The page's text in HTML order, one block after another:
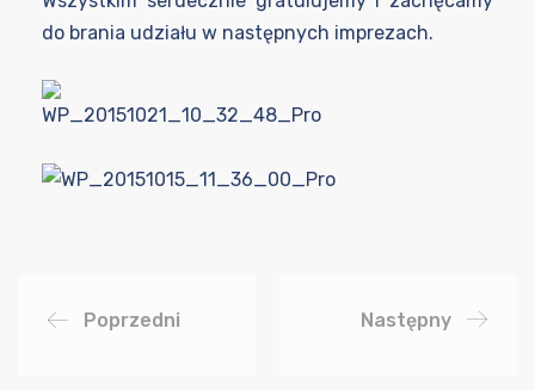
do brania udziału w następnych imprezach.
Poprzedni Następny